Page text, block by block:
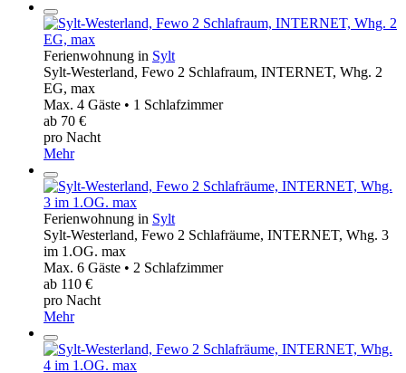
Ferienwohnung in Sylt
Sylt-Westerland, Fewo 2 Schlafraum, INTERNET, Whg. 2
EG, max
Max. 4 Gäste • 1 Schlafzimmer
ab 70 €
pro Nacht
Mehr
Ferienwohnung in Sylt
Sylt-Westerland, Fewo 2 Schlafräume, INTERNET, Whg. 3
im 1.OG. max
Max. 6 Gäste • 2 Schlafzimmer
ab 110 €
pro Nacht
Mehr